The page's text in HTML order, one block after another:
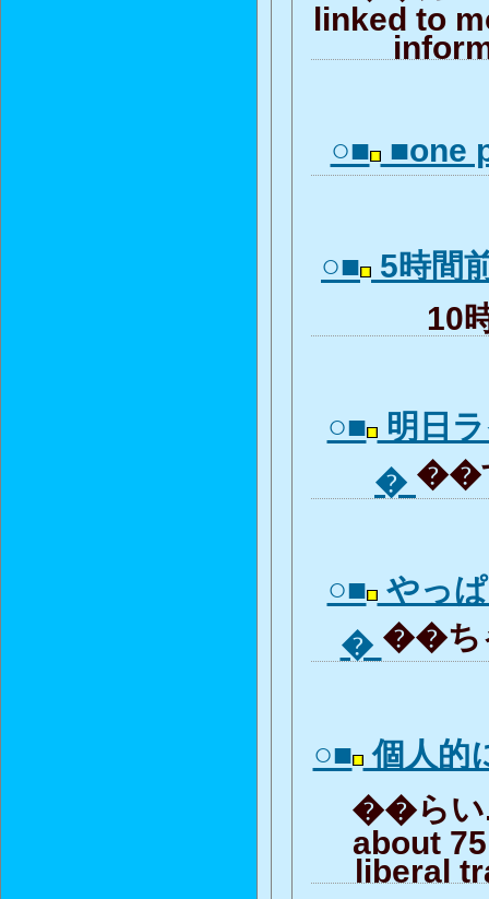
linked to
○■ ■one
○■ 5時間
10
○■ 明日
� ��
○■ やっ
� ��ち
○■ 個人的
��らい
about
liberal